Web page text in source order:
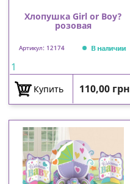
Хлопушка Girl or Boy?
розовая
Артикул: 12174 В наличии
1
Купить Цена
110,00 грн